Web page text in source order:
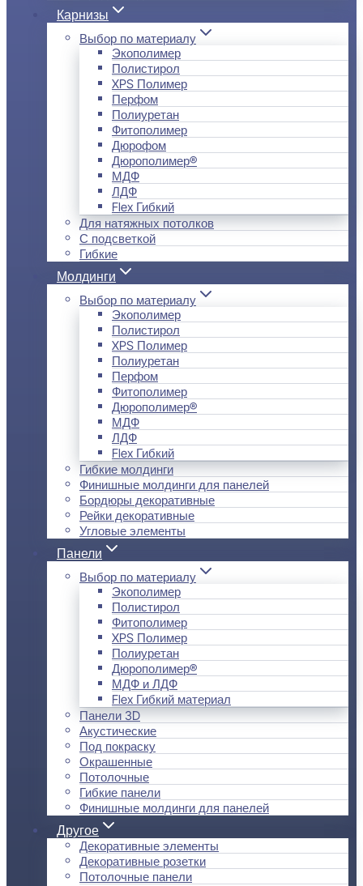
Карнизы
Выбор по материалу
Экополимер
Полистирол
XPS Полимер
Перфом
Полиуретан
Фитополимер
Дюрофом
Дюрополимер®
МДФ
ЛДФ
Flex Гибкий
Для натяжных потолков
С подсветкой
Гибкие
Молдинги
Выбор по материалу
Экополимер
Полистирол
XPS Полимер
Полиуретан
Перфом
Фитополимер
Дюрополимер®
МДФ
ЛДФ
Flex Гибкий
Гибкие молдинги
Финишные молдинги для панелей
Бордюры декоративные
Рейки декоративные
Угловые элементы
Панели
Выбор по материалу
Экополимер
Полистирол
Фитополимер
XPS Полимер
Полиуретан
Дюрополимер®
МДФ и ЛДФ
Flex Гибкий материал
Панели 3D
Акустические
Под покраску
Окрашенные
Потолочные
Гибкие панели
Финишные молдинги для панелей
Другое
Декоративные элементы
Декоративные розетки
Потолочные панели